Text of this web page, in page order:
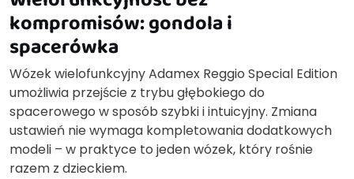
kompromisów: gondola i
spacerówka
Wózek wielofunkcyjny Adamex Reggio Special Edition
umożliwia przejście z trybu głębokiego do
spacerowego w sposób szybki i intuicyjny. Zmiana
ustawień nie wymaga kompletowania dodatkowych
modeli – w praktyce to jeden wózek, który rośnie
razem z dzieckiem.